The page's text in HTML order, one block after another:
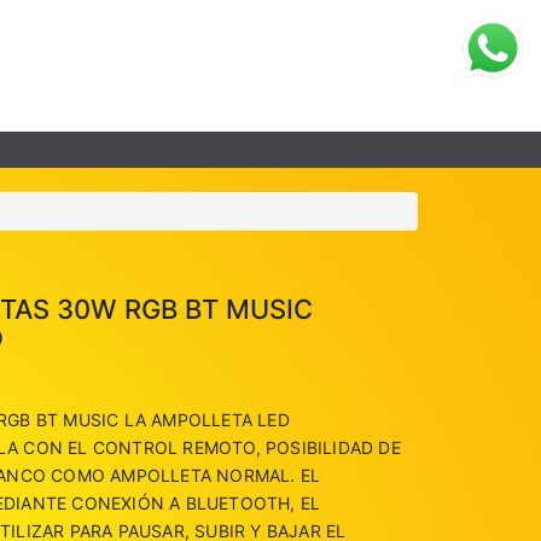
30W RGB BT MUSIC
BT MUSIC LA AMPOLLETA LED
CON EL CONTROL REMOTO, POSIBILIDAD DE
COMO AMPOLLETA NORMAL. EL
CONEXIÓN A BLUETOOTH, EL
PARA PAUSAR, SUBIR Y BAJAR EL